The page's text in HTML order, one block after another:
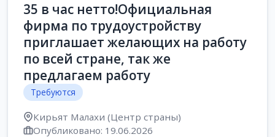
35 в час нетто!Официальная
фирма по трудоустройству
приглашает желающих на работу
по всей стране, так же
предлагаем работу
Требуются
Кирьят Малахи (Центр страны)
Опубликовано: 19.06.2026